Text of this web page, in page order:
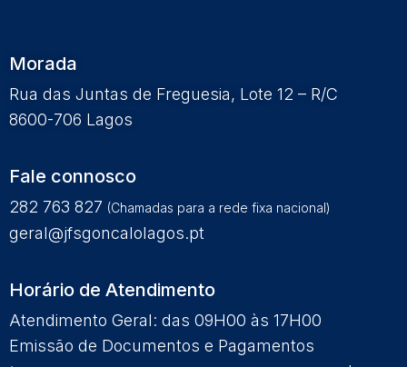
Morada
Rua das Juntas de Freguesia, Lote 12 – R/C
8600-706 Lagos
Fale connosco
282 763 827 (Chamadas para a rede fixa nacional)
geral@jfsgoncalolagos.pt
Horário de Atendimento
Atendimento Geral: das 09H00 às 17H00
Emissão de Documentos e Pagamentos